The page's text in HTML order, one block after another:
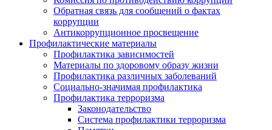
Обратная связь для сообщений о фактах
коррупции
Антикоррупционное просвещение
Профилактические материалы
Профилактика зависимостей
Материалы по здоровому образу жизни
Профилактика различных заболеваний
Социально-значимая профилактика
Профилактика терроризма
Законодательство
Система профилактики терроризма